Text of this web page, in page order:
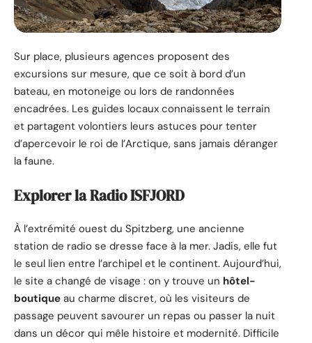
Sur place, plusieurs agences proposent des
excursions sur mesure, que ce soit à bord d’un
bateau, en motoneige ou lors de randonnées
encadrées. Les guides locaux connaissent le terrain
et partagent volontiers leurs astuces pour tenter
d’apercevoir le roi de l’Arctique, sans jamais déranger
la faune.
Explorer la Radio ISFJORD
À l’extrémité ouest du Spitzberg, une ancienne
station de radio se dresse face à la mer. Jadis, elle fut
le seul lien entre l’archipel et le continent. Aujourd’hui,
le site a changé de visage : on y trouve un hôtel-
boutique au charme discret, où les visiteurs de
passage peuvent savourer un repas ou passer la nuit
dans un décor qui mêle histoire et modernité. Difficile